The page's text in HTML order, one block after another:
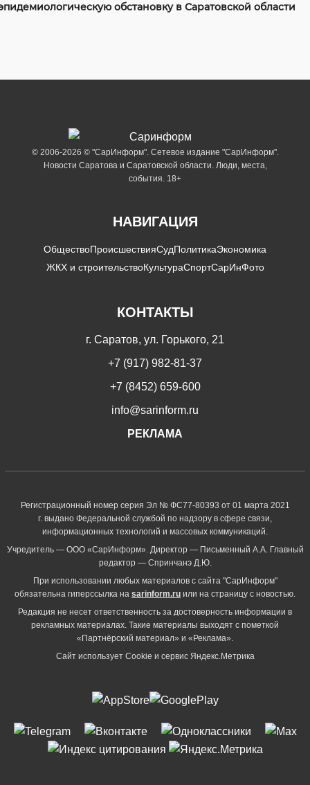
обстановку в Саратовской области
© 2006-2026 © "СарИнформ". Сетевое издание "СарИнформ".
Новости Саратова и Саратовской области. Люди, места,
события. 18+
НАВИГАЦИЯ
ОбществоПроисшествияСудПолитикаЭкономика
ЖКХ и строительствоКультураСпортСарИнФото
КОНТАКТЫ
г. Саратов, ул. Горького, 21
+7 (917) 982-81-37
+7 (8452) 659-600
info@sarinform.ru
РЕКЛАМА
Регистрационный номер серия Эл № ФС77-80393 от 01 марта 2021
г. выдано Федеральной службой по надзору в сфере связи,
информационных технологий и массовых коммуникаций.
Учредитель — ООО «СарИнформ». Директор — Письменный А.А. Главный
редактор — Спринчанэ Д.Ю.
При использовании любых материалов с сайта "СарИнформ"
обязательна гиперссылка на sarinform.ru или на страницу с новостью.
Редакция не несет ответственность за достоверность информации в
рекламных материалах. Такие материалы выходят с пометкой
«Партнёрский материал» и «Реклама».
Сайт использует Cookie и сервиc Яндекс.Метрика